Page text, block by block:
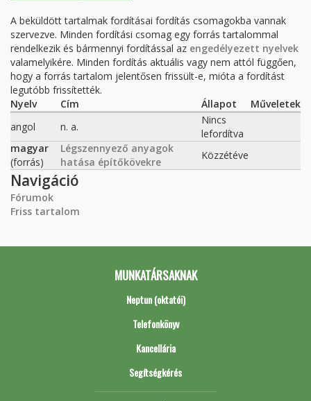
A beküldött tartalmak fordításai fordítás csomagokba vannak
szervezve. Minden fordítási csomag egy forrás tartalommal
rendelkezik és bármennyi fordítással az engedélyezett nyelvek
valamelyikére. Minden fordítás aktuális vagy nem attól függően,
hogy a forrás tartalom jelentősen frissült-e, mióta a fordítást
legutóbb frissítették.
Nyelv
Cím Állapot
Műveletek
angol
n. a.
Nincs
lefordítva
magyar
(forrás)
Légszennyező anyagok
hatása építőkövekre
Közzétéve
Navigáció
Fórumok
Friss tartalom
MUNKATÁRSAKNAK
Neptun (oktatói)
Telefonkönyv
Kancellária
Segítségkérés